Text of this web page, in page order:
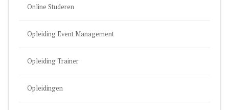
Online Studeren
Opleiding Event Management
Opleiding Trainer
Opleidingen